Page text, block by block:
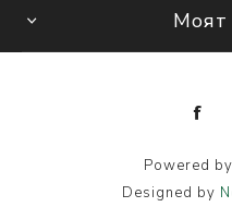
Powered by
Designed by